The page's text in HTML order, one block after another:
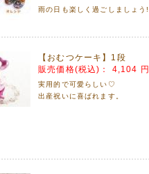
雨の日も楽しく過ごしましょう!
【おむつケーキ】1段
販売価格(税込)： 4,104 円
実用的で可愛らしい♡
出産祝いに喜ばれます。